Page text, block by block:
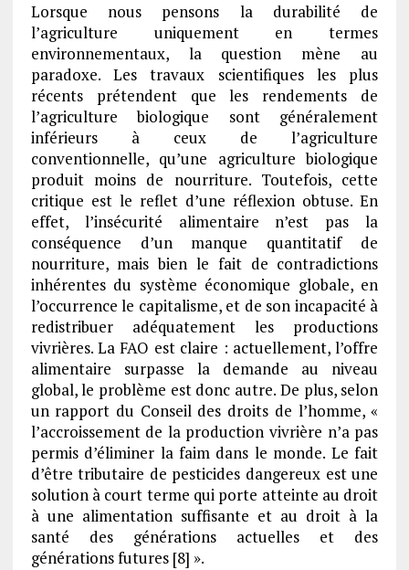
Lorsque nous pensons la durabilité de
l’agriculture uniquement en termes
environnementaux, la question mène au
paradoxe. Les travaux scientifiques les plus
récents prétendent que les rendements de
l’agriculture biologique sont généralement
inférieurs à ceux de l’agriculture
conventionnelle, qu’une agriculture biologique
produit moins de nourriture. Toutefois, cette
critique est le reflet d’une réflexion obtuse. En
effet, l’insécurité alimentaire n’est pas la
conséquence d’un manque quantitatif de
nourriture, mais bien le fait de contradictions
inhérentes du système économique globale, en
l’occurrence le capitalisme, et de son incapacité à
redistribuer adéquatement les productions
vivrières. La FAO est claire : actuellement, l’offre
alimentaire surpasse la demande au niveau
global, le problème est donc autre. De plus, selon
un rapport du Conseil des droits de l’homme, «
l’accroissement de la production vivrière n’a pas
permis d’éliminer la faim dans le monde. Le fait
d’être tributaire de pesticides dangereux est une
solution à court terme qui porte atteinte au droit
à une alimentation suffisante et au droit à la
santé des générations actuelles et des
générations futures [8] ».